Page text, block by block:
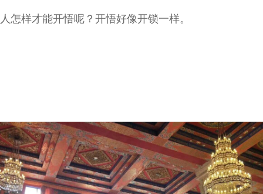
人怎样才能开悟呢？开悟好像开锁一样。